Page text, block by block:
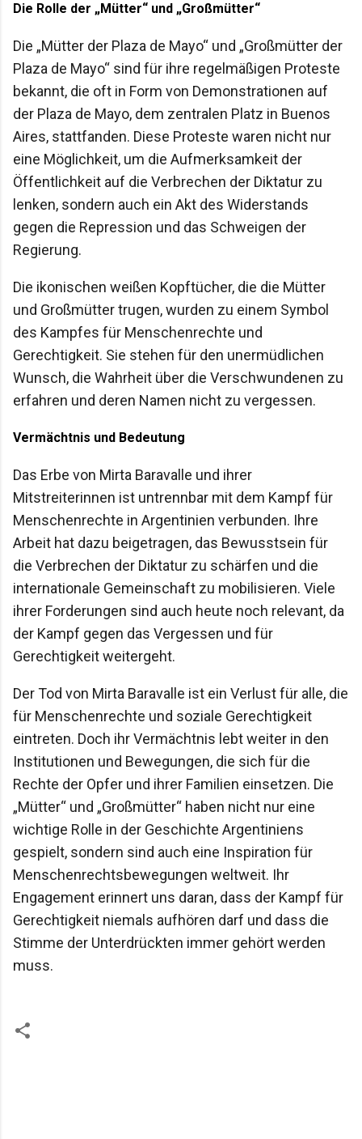
Die Rolle der „Mütter“ und „Großmütter“
Die „Mütter der Plaza de Mayo“ und „Großmütter der
Plaza de Mayo“ sind für ihre regelmäßigen Proteste
bekannt, die oft in Form von Demonstrationen auf
der Plaza de Mayo, dem zentralen Platz in Buenos
Aires, stattfanden. Diese Proteste waren nicht nur
eine Möglichkeit, um die Aufmerksamkeit der
Öffentlichkeit auf die Verbrechen der Diktatur zu
lenken, sondern auch ein Akt des Widerstands
gegen die Repression und das Schweigen der
Regierung.
Die ikonischen weißen Kopftücher, die die Mütter
und Großmütter trugen, wurden zu einem Symbol
des Kampfes für Menschenrechte und
Gerechtigkeit. Sie stehen für den unermüdlichen
Wunsch, die Wahrheit über die Verschwundenen zu
erfahren und deren Namen nicht zu vergessen.
Vermächtnis und Bedeutung
Das Erbe von Mirta Baravalle und ihrer
Mitstreiterinnen ist untrennbar mit dem Kampf für
Menschenrechte in Argentinien verbunden. Ihre
Arbeit hat dazu beigetragen, das Bewusstsein für
die Verbrechen der Diktatur zu schärfen und die
internationale Gemeinschaft zu mobilisieren. Viele
ihrer Forderungen sind auch heute noch relevant, da
der Kampf gegen das Vergessen und für
Gerechtigkeit weitergeht.
Der Tod von Mirta Baravalle ist ein Verlust für alle, die
für Menschenrechte und soziale Gerechtigkeit
eintreten. Doch ihr Vermächtnis lebt weiter in den
Institutionen und Bewegungen, die sich für die
Rechte der Opfer und ihrer Familien einsetzen. Die
„Mütter“ und „Großmütter“ haben nicht nur eine
wichtige Rolle in der Geschichte Argentiniens
gespielt, sondern sind auch eine Inspiration für
Menschenrechtsbewegungen weltweit. Ihr
Engagement erinnert uns daran, dass der Kampf für
Gerechtigkeit niemals aufhören darf und dass die
Stimme der Unterdrückten immer gehört werden
muss.